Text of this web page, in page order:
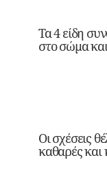
Τα 4 είδη
στο σώμα
Οι σχέσεις
καθαρές και